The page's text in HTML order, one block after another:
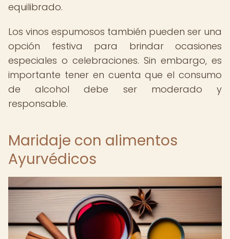
equilibrado.
Los vinos espumosos también pueden ser una
opción festiva para brindar ocasiones
especiales o celebraciones. Sin embargo, es
importante tener en cuenta que el consumo
de alcohol debe ser moderado y
responsable.
Maridaje con alimentos
Ayurvédicos